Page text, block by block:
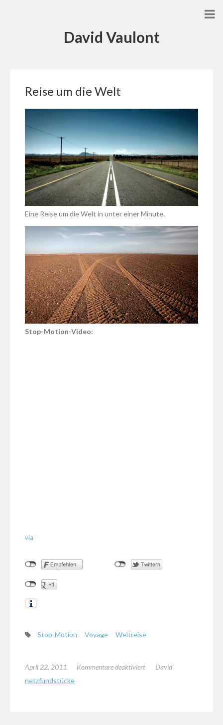
David Vaulont
Reise um die Welt
Eine Reise um die Welt in unter einer Minute.
Stop-Motion-Video:
via
Stop-Motion Voyage Weltreise
April 22, 2011 Kommentare deaktiviertfür
David
netzfundstücke